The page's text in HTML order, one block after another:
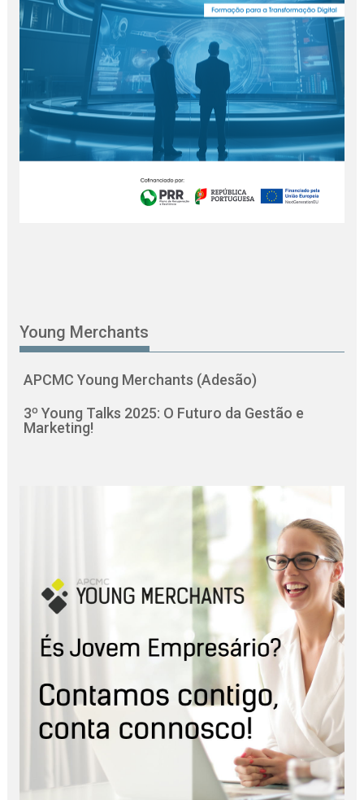
Young Merchants
APCMC Young Merchants (Adesão)
3º Young Talks 2025: O Futuro da Gestão e
Marketing!